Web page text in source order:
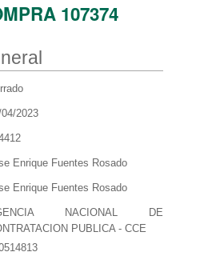
107374
2023
Enrique Fuentes Rosado
Enrique Fuentes Rosado
NACIONAL DE
PUBLICA - CCE